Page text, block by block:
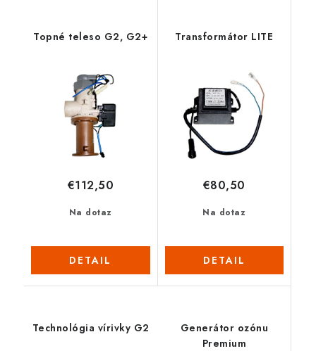
Topné teleso G2, G2+
Na dotaz
€112,50
DETAIL
Transformátor LITE
Na dotaz
€80,50
DETAIL
Technológia vírivky G2
Generátor ozónu
Premium